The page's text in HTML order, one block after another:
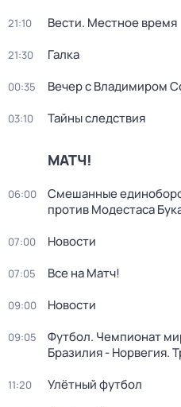
21:10 Вести. Местное время
21:30 Галка
00:35 Вечер с Владимиром
03:10 Тайны следствия
МАТЧ!
06:00
Смешанные
против Модестаса
07:00 Новости
07:05 Все на Матч!
09:00 Новости
09:05
Футбол. Чемпионат
Бразилия - Норвегия.
11:20 Улётный футбол